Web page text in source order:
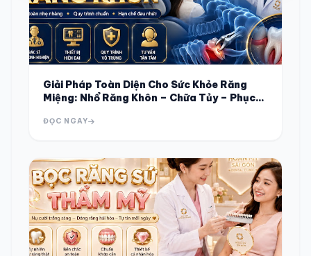
Giải Pháp Toàn Diện Cho Sức Khỏe Răng
Miệng: Nhổ Răng Khôn – Chữa Tủy – Phục
ĐỌC NGAY